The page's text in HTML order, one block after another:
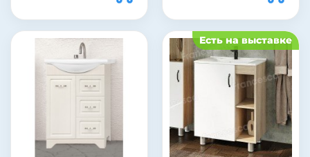
ящиками
Система хранения: с
хром
Коллекция: Эко Стандарт
Страна: Россия
Бельевая корзина:
напольный
Материал фасада: МДФ
Покрытие корпуса:
Модель раковины:
Santek Стелла 65
Коллекция: Жасмин
Страна: Россия
Бельевая корзина:
Цвет:
Монтаж:
напольный
современный
Материал раковины:
фаянс
Материал корпуса: ДСП
Есть на выставке